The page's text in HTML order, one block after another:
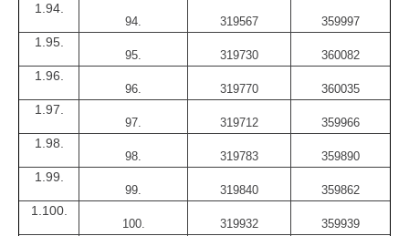
1.94.
94. 319567 359997
1.95.
95. 319730 360082
1.96.
96. 319770 360035
1.97.
97. 319712 359966
1.98.
98. 319783 359890
1.99.
99. 319840 359862
1.100.
100. 319932 359939